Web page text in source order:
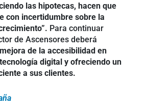
las hipotecas, hacen que
con incertidumbre sobre la
Para continuar
de Ascensores deberá
de la accesibilidad en
digital y ofreciendo un
a sus clientes.